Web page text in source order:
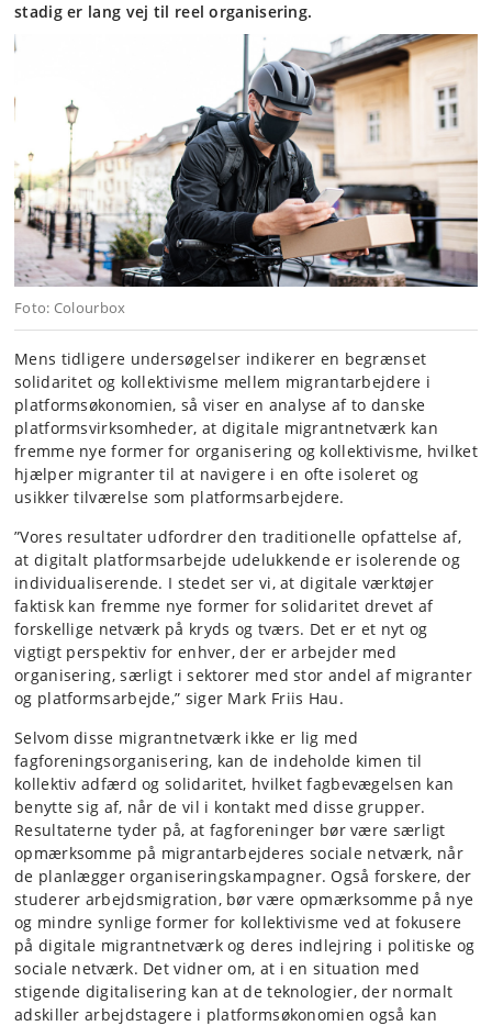
stadig er lang vej til reel organisering.
Foto: Colourbox
Mens tidligere undersøgelser indikerer en begrænset
solidaritet og kollektivisme mellem migrantarbejdere i
platformsøkonomien, så viser en analyse af to danske
platformsvirksomheder, at digitale migrantnetværk kan
fremme nye former for organisering og kollektivisme, hvilket
hjælper migranter til at navigere i en ofte isoleret og
usikker tilværelse som platformsarbejdere.
”Vores resultater udfordrer den traditionelle opfattelse af,
at digitalt platformsarbejde udelukkende er isolerende og
individualiserende. I stedet ser vi, at digitale værktøjer
faktisk kan fremme nye former for solidaritet drevet af
forskellige netværk på kryds og tværs. Det er et nyt og
vigtigt perspektiv for enhver, der er arbejder med
organisering, særligt i sektorer med stor andel af migranter
og platformsarbejde,” siger Mark Friis Hau.
Selvom disse migrantnetværk ikke er lig med
fagforeningsorganisering, kan de indeholde kimen til
kollektiv adfærd og solidaritet, hvilket fagbevægelsen kan
benytte sig af, når de vil i kontakt med disse grupper.
Resultaterne tyder på, at fagforeninger bør være særligt
opmærksomme på migrantarbejderes sociale netværk, når
de planlægger organiseringskampagner. Også forskere, der
studerer arbejdsmigration, bør være opmærksomme på nye
og mindre synlige former for kollektivisme ved at fokusere
på digitale migrantnetværk og deres indlejring i politiske og
sociale netværk. Det vidner om, at i en situation med
stigende digitalisering kan at de teknologier, der normalt
adskiller arbejdstagere i platformsøkonomien også kan